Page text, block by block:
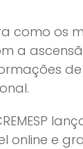
como os
a
online e